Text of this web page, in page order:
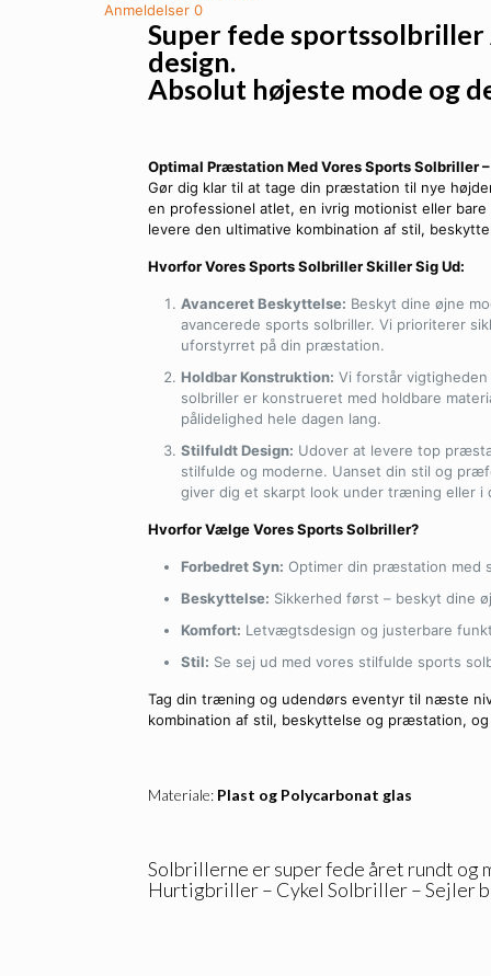
Anmeldelser 0
Super fede
design.
Absolut højeste mode og
Optimal Præstation Med Vores Sports Solbriller
Gør dig klar til at tage din præstation til nye
en professionel atlet, en ivrig motionist eller
levere den ultimative kombination af stil,
Hvorfor Vores Sports Solbriller Skiller Sig Ud:
Avanceret Beskyttelse: Beskyt dine øjne
avancerede sports solbriller. Vi prioriterer
uforstyrret på din præstation.
Holdbar Konstruktion: Vi forstår
solbriller er konstrueret med holdbare
pålidelighed hele dagen lang.
Stilfuldt Design: Udover at levere top
stilfulde og moderne. Uanset din stil og
giver dig et skarpt look under træning eller i
Hvorfor Vælge Vores Sports Solbriller?
Forbedret Syn: Optimer din præstation med
Beskyttelse: Sikkerhed først – beskyt dine
Komfort: Letvægtsdesign og justerbare
Stil: Se sej ud med vores stilfulde sports
Tag din træning og udendørs eventyr til næste
kombination af stil, beskyttelse og præstation,
Materiale: Plast og Polycarbonat glas
Solbrillerne er super fede året rundt og
Hurtigbriller – Cykel Solbriller – Sejler